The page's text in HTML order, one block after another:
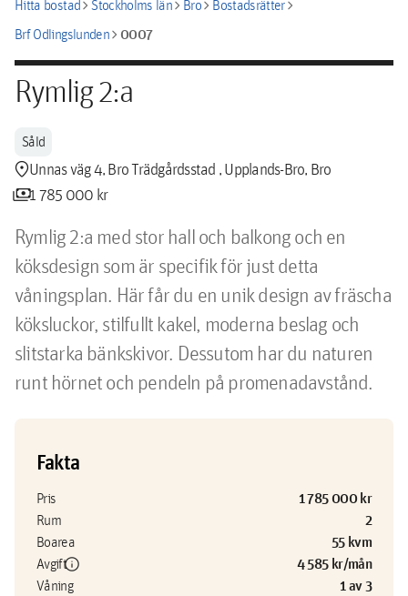
Hitta bostadchevron_rightStockholms länchevron_rightBrochevron_rightBostadsrätterchevron_right
Brf Odlingslundenchevron_right0007
Rymlig 2:a
Såld
location_pinUnnas väg 4, Bro Trädgårdsstad , Upplands-Bro, Bro
payments1 785 000 kr
Rymlig 2:a med stor hall och balkong och en
köksdesign som är specifik för just detta
våningsplan. Här får du en unik design av fräscha
köksluckor, stilfullt kakel, moderna beslag och
slitstarka bänkskivor. Dessutom har du naturen
runt hörnet och pendeln på promenadavstånd.
Fakta
Pris 1 785 000 kr
Rum 2
Boarea 55 kvm
Avgiftinfo 4 585 kr/mån
Våning 1 av 3